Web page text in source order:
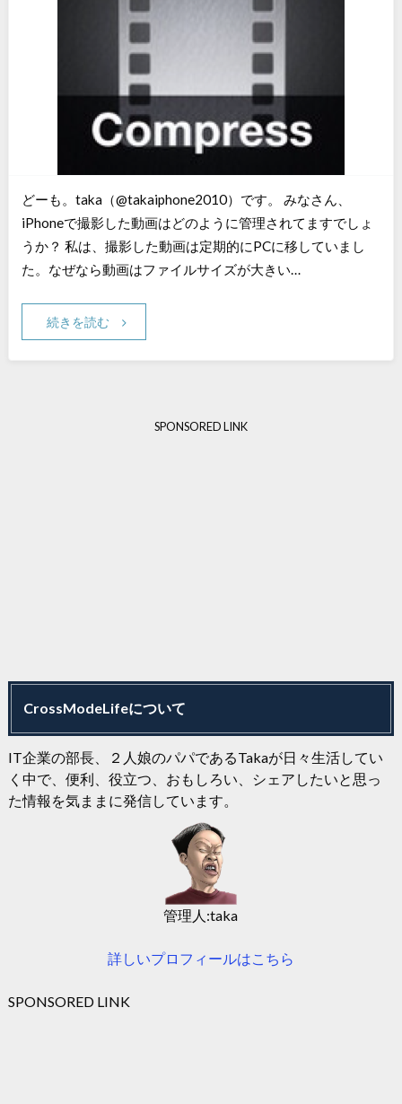
どーも。taka（@takaiphone2010）です。 みなさん、
iPhoneで撮影した動画はどのように管理されてますでしょ
うか？ 私は、撮影した動画は定期的にPCに移していまし
た。なぜなら動画はファイルサイズが大きい…
続きを読む
SPONSORED LINK
CrossModeLifeについて
IT企業の部長、２人娘のパパであるTakaが日々生活してい
く中で、便利、役立つ、おもしろい、シェアしたいと思っ
た情報を気ままに発信しています。
管理人:taka
詳しいプロフィールはこちら
SPONSORED LINK